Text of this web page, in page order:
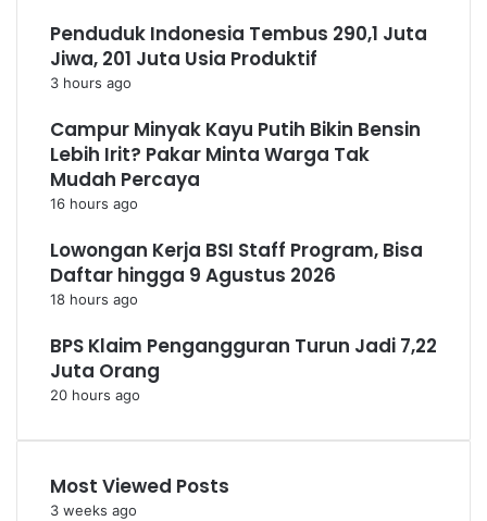
Penduduk Indonesia Tembus 290,1 Juta
Jiwa, 201 Juta Usia Produktif
3 hours ago
Campur Minyak Kayu Putih Bikin Bensin
Lebih Irit? Pakar Minta Warga Tak
Mudah Percaya
16 hours ago
Lowongan Kerja BSI Staff Program, Bisa
Daftar hingga 9 Agustus 2026
18 hours ago
BPS Klaim Pengangguran Turun Jadi 7,22
Juta Orang
20 hours ago
Most Viewed Posts
3 weeks ago